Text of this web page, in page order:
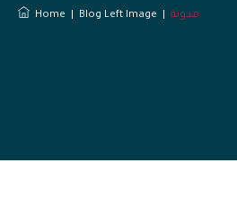
Home Blog Left Image مدونة